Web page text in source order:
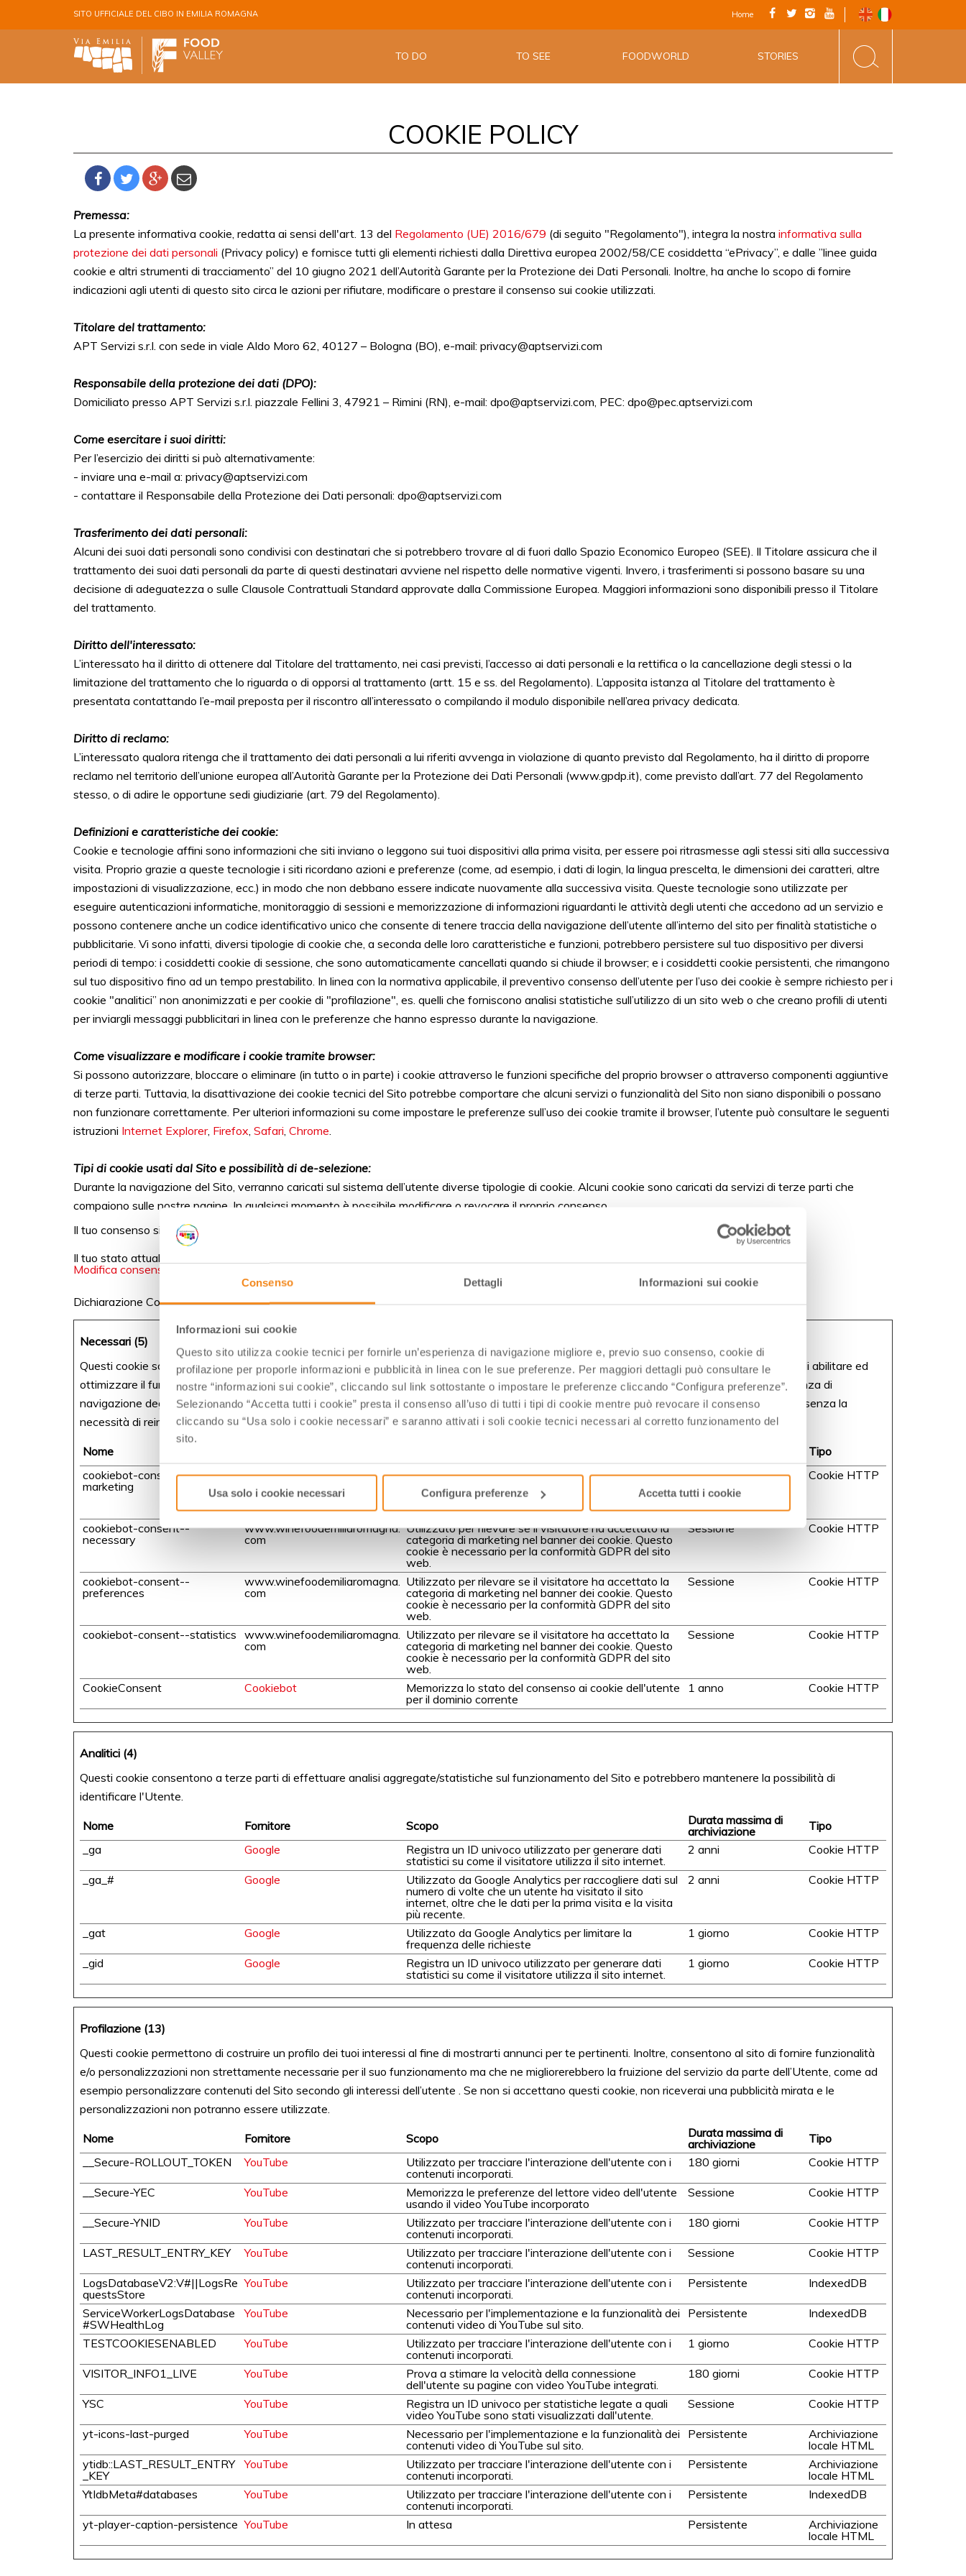
Consenso Dettagli Informazioni sui cookie
Informazioni sui cookie
Questo sito utilizza cookie tecnici per fornirle un’esperienza di navigazione migliore e, previo suo consenso, cookie di
profilazione per proporle informazioni e pubblicità in linea con le sue preferenze. Per maggiori dettagli può consultare le
nostre “informazioni sui cookie”, cliccando sul link sottostante o impostare le preferenze cliccando “Configura preferenze”.
Selezionando “Accetta tutti i cookie” presta il consenso all’uso di tutti i tipi di cookie mentre può revocare il consenso
cliccando su “Usa solo i cookie necessari” e saranno attivati i soli cookie tecnici necessari al corretto funzionamento del
sito.
Usa solo i cookie necessari Configura preferenze Accetta tutti i cookie
SITO UFFICIALE DEL CIBO IN EMILIA ROMAGNA Home
TO DO TO SEE FOODWORLD STORIES
COOKIE POLICY
Premessa:
La presente informativa cookie, redatta ai sensi dell'art. 13 del Regolamento (UE) 2016/679 (di seguito "Regolamento"), integra la nostra informativa sulla
protezione dei dati personali (Privacy policy) e fornisce tutti gli elementi richiesti dalla Direttiva europea 2002/58/CE cosiddetta “ePrivacy”, e dalle ”linee guida
cookie e altri strumenti di tracciamento” del 10 giugno 2021 dell’Autorità Garante per la Protezione dei Dati Personali. Inoltre, ha anche lo scopo di fornire
indicazioni agli utenti di questo sito circa le azioni per rifiutare, modificare o prestare il consenso sui cookie utilizzati.
Titolare del trattamento:
APT Servizi s.r.l. con sede in viale Aldo Moro 62, 40127 – Bologna (BO), e-mail: privacy@aptservizi.com
Responsabile della protezione dei dati (DPO):
Domiciliato presso APT Servizi s.r.l. piazzale Fellini 3, 47921 – Rimini (RN), e-mail: dpo@aptservizi.com, PEC: dpo@pec.aptservizi.com
Come esercitare i suoi diritti:
Per l’esercizio dei diritti si può alternativamente:
- inviare una e-mail a: privacy@aptservizi.com
- contattare il Responsabile della Protezione dei Dati personali: dpo@aptservizi.com
Trasferimento dei dati personali:
Alcuni dei suoi dati personali sono condivisi con destinatari che si potrebbero trovare al di fuori dallo Spazio Economico Europeo (SEE). Il Titolare assicura che il
trattamento dei suoi dati personali da parte di questi destinatari avviene nel rispetto delle normative vigenti. Invero, i trasferimenti si possono basare su una
decisione di adeguatezza o sulle Clausole Contrattuali Standard approvate dalla Commissione Europea. Maggiori informazioni sono disponibili presso il Titolare
del trattamento.
Diritto dell'interessato:
L’interessato ha il diritto di ottenere dal Titolare del trattamento, nei casi previsti, l’accesso ai dati personali e la rettifica o la cancellazione degli stessi o la
limitazione del trattamento che lo riguarda o di opporsi al trattamento (artt. 15 e ss. del Regolamento). L’apposita istanza al Titolare del trattamento è
presentata contattando l’e-mail preposta per il riscontro all’interessato o compilando il modulo disponibile nell’area privacy dedicata.
Diritto di reclamo:
L’interessato qualora ritenga che il trattamento dei dati personali a lui riferiti avvenga in violazione di quanto previsto dal Regolamento, ha il diritto di proporre
reclamo nel territorio dell’unione europea all’Autorità Garante per la Protezione dei Dati Personali (www.gpdp.it), come previsto dall’art. 77 del Regolamento
stesso, o di adire le opportune sedi giudiziarie (art. 79 del Regolamento).
Definizioni e caratteristiche dei cookie:
Cookie e tecnologie affini sono informazioni che siti inviano o leggono sui tuoi dispositivi alla prima visita, per essere poi ritrasmesse agli stessi siti alla successiva
visita. Proprio grazie a queste tecnologie i siti ricordano azioni e preferenze (come, ad esempio, i dati di login, la lingua prescelta, le dimensioni dei caratteri, altre
impostazioni di visualizzazione, ecc.) in modo che non debbano essere indicate nuovamente alla successiva visita. Queste tecnologie sono utilizzate per
eseguire autenticazioni informatiche, monitoraggio di sessioni e memorizzazione di informazioni riguardanti le attività degli utenti che accedono ad un servizio e
possono contenere anche un codice identificativo unico che consente di tenere traccia della navigazione dell’utente all’interno del sito per finalità statistiche o
pubblicitarie. Vi sono infatti, diversi tipologie di cookie che, a seconda delle loro caratteristiche e funzioni, potrebbero persistere sul tuo dispositivo per diversi
periodi di tempo: i cosiddetti cookie di sessione, che sono automaticamente cancellati quando si chiude il browser; e i cosiddetti cookie persistenti, che rimangono
sul tuo dispositivo fino ad un tempo prestabilito. In linea con la normativa applicabile, il preventivo consenso dell’utente per l’uso dei cookie è sempre richiesto per i
cookie "analitici” non anonimizzati e per cookie di "profilazione", es. quelli che forniscono analisi statistiche sull’utilizzo di un sito web o che creano profili di utenti
per inviargli messaggi pubblicitari in linea con le preferenze che hanno espresso durante la navigazione.
Come visualizzare e modificare i cookie tramite browser:
Si possono autorizzare, bloccare o eliminare (in tutto o in parte) i cookie attraverso le funzioni specifiche del proprio browser o attraverso componenti aggiuntive
di terze parti. Tuttavia, la disattivazione dei cookie tecnici del Sito potrebbe comportare che alcuni servizi o funzionalità del Sito non siano disponibili o possano
non funzionare correttamente. Per ulteriori informazioni su come impostare le preferenze sull’uso dei cookie tramite il browser, l’utente può consultare le seguenti
istruzioni Internet Explorer, Firefox, Safari, Chrome.
Tipi di cookie usati dal Sito e possibilità di de-selezione:
Durante la navigazione del Sito, verranno caricati sul sistema dell’utente diverse tipologie di cookie. Alcuni cookie sono caricati da servizi di terze parti che
compaiono sulle nostre pagine. In qualsiasi momento è possibile modificare o revocare il proprio consenso.
Il tuo consenso si applica ai seguenti siti web: www.winefoodemiliaromagna.com
Il tuo stato attuale: Rifiuta.
Modifica consenso
Dichiarazione Cookie aggiornata l'ultima volta il 28/07/2026 daCookiebot:
Necessari (5)
Questi cookie sono utilizzati per la trasmissione della comunicazione o per fornire il servizio richiesto dall’utente; più precisamente permettono di abilitare ed
ottimizzare il funzionamento del sito internet, eseguire autenticazioni informatiche e prevenire abusi, monitorare le sessioni, migliorare l’esperienza di
navigazione degli utenti (ad esempio mantenendo attiva la connessione ad aree riservate durante la navigazione attraverso le pagine del sito senza la
necessità di reinserire User-Id e password oppure ricordando l’impostazione espressa dall’utente per la lingua).
Nome
Tipo
cookiebot-consent--
marketing
www.winefoodemiliaromagna.
com
Utilizzato per rilevare se il visitatore ha accettato la
categoria di marketing nel banner dei cookie. Questo
cookie è necessario per la conformità GDPR del sito
web.
Sessione Cookie HTTP
cookiebot-consent--
necessary
www.winefoodemiliaromagna.
com
Utilizzato per rilevare se il visitatore ha accettato la
categoria di marketing nel banner dei cookie. Questo
cookie è necessario per la conformità GDPR del sito
web.
Sessione Cookie HTTP
cookiebot-consent--
preferences
www.winefoodemiliaromagna.
com
Utilizzato per rilevare se il visitatore ha accettato la
categoria di marketing nel banner dei cookie. Questo
cookie è necessario per la conformità GDPR del sito
web.
Sessione Cookie HTTP
cookiebot-consent--statistics www.winefoodemiliaromagna.
com
Utilizzato per rilevare se il visitatore ha accettato la
categoria di marketing nel banner dei cookie. Questo
cookie è necessario per la conformità GDPR del sito
web.
Sessione Cookie HTTP
CookieConsent Cookiebot
Memorizza lo stato del consenso ai cookie dell'utente
per il dominio corrente
1 anno Cookie HTTP
Analitici (4)
Questi cookie consentono a terze parti di effettuare analisi aggregate/statistiche sul funzionamento del Sito e potrebbero mantenere la possibilità di
identificare l'Utente.
Nome Fornitore Scopo
Durata massima di
archiviazione
Tipo
_ga
Google
Registra un ID univoco utilizzato per generare dati
statistici su come il visitatore utilizza il sito internet.
2 anni Cookie HTTP
_ga_# Google
Utilizzato da Google Analytics per raccogliere dati sul
numero di volte che un utente ha visitato il sito
internet, oltre che le dati per la prima visita e la visita
più recente.
2 anni Cookie HTTP
_gat Google
Utilizzato da Google Analytics per limitare la
frequenza delle richieste
1 giorno Cookie HTTP
_gid Google
Registra un ID univoco utilizzato per generare dati
statistici su come il visitatore utilizza il sito internet.
1 giorno Cookie HTTP
Profilazione (13)
Questi cookie permettono di costruire un profilo dei tuoi interessi al fine di mostrarti annunci per te pertinenti. Inoltre, consentono al sito di fornire funzionalità
e/o personalizzazioni non strettamente necessarie per il suo funzionamento ma che ne migliorerebbero la fruizione del servizio da parte dell’Utente, come ad
esempio personalizzare contenuti del Sito secondo gli interessi dell’utente . Se non si accettano questi cookie, non riceverai una pubblicità mirata e le
personalizzazioni non potranno essere utilizzate.
Nome Fornitore Scopo
Durata massima di
archiviazione
Tipo
__Secure-ROLLOUT_TOKEN
YouTube
Utilizzato per tracciare l'interazione dell'utente con i
contenuti incorporati.
180 giorni Cookie HTTP
__Secure-YEC YouTube
Memorizza le preferenze del lettore video dell'utente
usando il video YouTube incorporato
Sessione Cookie HTTP
__Secure-YNID YouTube
Utilizzato per tracciare l'interazione dell'utente con i
contenuti incorporati.
180 giorni Cookie HTTP
LAST_RESULT_ENTRY_KEY YouTube
Utilizzato per tracciare l'interazione dell'utente con i
contenuti incorporati.
Sessione Cookie HTTP
LogsDatabaseV2:V#||LogsRe
questsStore
YouTube
Utilizzato per tracciare l'interazione dell'utente con i
contenuti incorporati.
Persistente IndexedDB
ServiceWorkerLogsDatabase
#SWHealthLog
YouTube
Necessario per l'implementazione e la funzionalità dei
contenuti video di YouTube sul sito.
Persistente IndexedDB
TESTCOOKIESENABLED YouTube
Utilizzato per tracciare l'interazione dell'utente con i
contenuti incorporati.
1 giorno Cookie HTTP
VISITOR_INFO1_LIVE YouTube
Prova a stimare la velocità della connessione
dell'utente su pagine con video YouTube integrati.
180 giorni Cookie HTTP
YSC YouTube
Registra un ID univoco per statistiche legate a quali
video YouTube sono stati visualizzati dall'utente.
Sessione Cookie HTTP
yt-icons-last-purged YouTube
Necessario per l'implementazione e la funzionalità dei
contenuti video di YouTube sul sito.
Persistente
Archiviazione
locale HTML
ytidb::LAST_RESULT_ENTRY
_KEY
YouTube
Utilizzato per tracciare l'interazione dell'utente con i
contenuti incorporati.
Persistente
Archiviazione
locale HTML
YtIdbMeta#databases
YouTube
Utilizzato per tracciare l'interazione dell'utente con i
contenuti incorporati.
Persistente IndexedDB
yt-player-caption-persistence YouTube In attesa Persistente
Archiviazione
locale HTML